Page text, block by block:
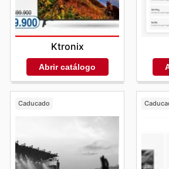
Ktronix
Abrir catálogo
Caducado